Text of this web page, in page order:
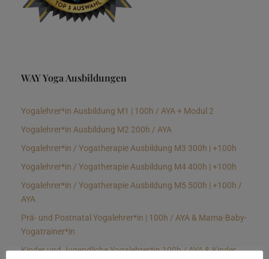
WAY Yoga Ausbildungen
Yogalehrer*in Ausbildung M1 | 100h / AYA + Modul 2
Yogalehrer*in Ausbildung M2 200h / AYA
Yogalehrer*in / Yogatherapie Ausbildung M3 300h | +100h
Yogalehrer*in / Yogatherapie Ausbildung M4 400h | +100h
Yogalehrer*in / Yogatherapie Ausbildung M5 500h | +100h /
AYA
Prä- und Postnatal Yogalehrer*in | 100h / AYA & Mama-Baby-
Yogatrainer*in
Kinder und Jugendliche Yogalehrer*in 100h / AYA & Kinder